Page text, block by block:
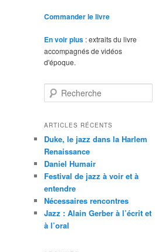
Commander le livre
En voir plus : extraits du livre
accompagnés de vidéos
d'époque.
e
h
r
c
h
e
ARTICLES RÉCENTS
Duke, le jazz dans la Harlem
Renaissance
Daniel Humair
Festival de jazz à voir et à
entendre
Nécessaires rencontres
Jazz : Alain Gerber à l’écrit et
à l’oral